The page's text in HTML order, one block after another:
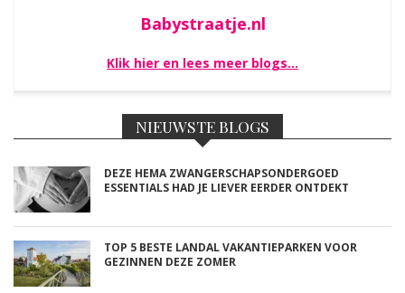
Babystraatje.nl
Klik hier en lees meer blogs…
NIEUWSTE BLOGS
DEZE HEMA ZWANGERSCHAPSONDERGOED
ESSENTIALS HAD JE LIEVER EERDER ONTDEKT
TOP 5 BESTE LANDAL VAKANTIEPARKEN VOOR
GEZINNEN DEZE ZOMER